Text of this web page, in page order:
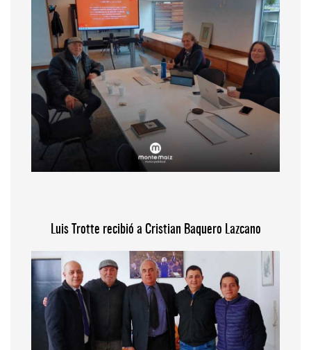
Luis Trotte recibió a Cristian Baquero Lazcano